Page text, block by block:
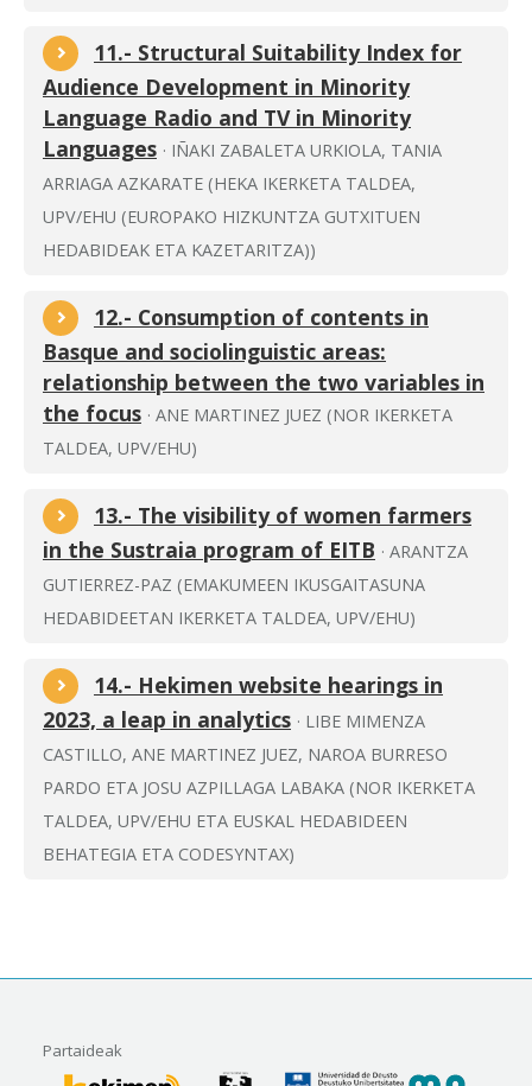
11.- Structural Suitability Index for
Audience Development in Minority
Language Radio and TV in Minority
Languages · IÑAKI ZABALETA URKIOLA, TANIA
ARRIAGA AZKARATE (HEKA IKERKETA TALDEA,
UPV/EHU (EUROPAKO HIZKUNTZA GUTXITUEN
HEDABIDEAK ETA KAZETARITZA))
12.- Consumption of contents in
Basque and sociolinguistic areas:
relationship between the two variables in
the focus · ANE MARTINEZ JUEZ (NOR IKERKETA
TALDEA, UPV/EHU)
13.- The visibility of women farmers
in the Sustraia program of EITB · ARANTZA
GUTIERREZ-PAZ (EMAKUMEEN IKUSGAITASUNA
HEDABIDEETAN IKERKETA TALDEA, UPV/EHU)
14.- Hekimen website hearings in
2023, a leap in analytics · LIBE MIMENZA
CASTILLO, ANE MARTINEZ JUEZ, NAROA BURRESO
PARDO ETA JOSU AZPILLAGA LABAKA (NOR IKERKETA
TALDEA, UPV/EHU ETA EUSKAL HEDABIDEEN
BEHATEGIA ETA CODESYNTAX)
Partaideak